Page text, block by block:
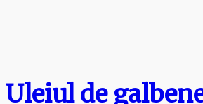
Uleiul de